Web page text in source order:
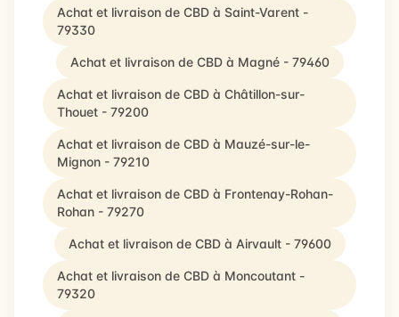
Achat et livraison de CBD à Saint-Varent -
79330
Achat et livraison de CBD à Magné - 79460
Achat et livraison de CBD à Châtillon-sur-
Thouet - 79200
Achat et livraison de CBD à Mauzé-sur-le-
Mignon - 79210
Achat et livraison de CBD à Frontenay-Rohan-
Rohan - 79270
Achat et livraison de CBD à Airvault - 79600
Achat et livraison de CBD à Moncoutant -
79320